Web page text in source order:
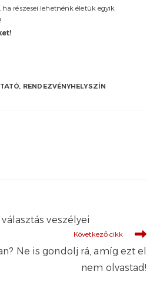
részesei lehetnénk életük egyik
, RENDEZVÉNYHELYSZÍN
veszélyei
Következő cikk
Ne is gondolj rá, amíg ezt el
nem olvastad!